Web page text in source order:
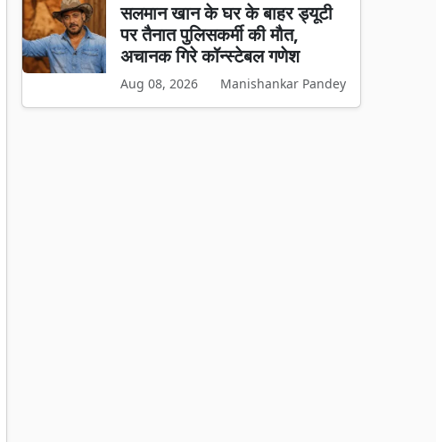
सलमान खान के घर के बाहर ड्यूटी
पर तैनात पुलिसकर्मी की मौत,
अचानक गिरे कॉन्स्टेबल गणेश
Aug 08, 2026 Manishankar Pandey